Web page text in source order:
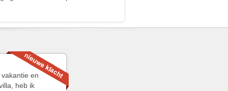
en
heb ik